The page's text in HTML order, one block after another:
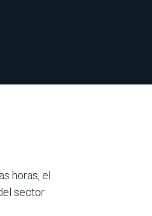
horas, el
sector